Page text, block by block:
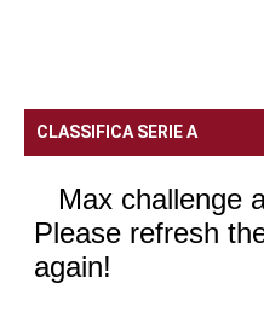
CLASSIFICA SERIE A